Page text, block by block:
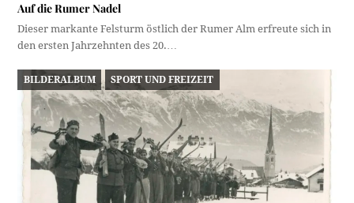
Auf die Rumer Nadel
Dieser markante Felsturm östlich der Rumer Alm erfreute sich in
den ersten Jahrzehnten des 20.…
BILDERALBUM SPORT UND FREIZEIT